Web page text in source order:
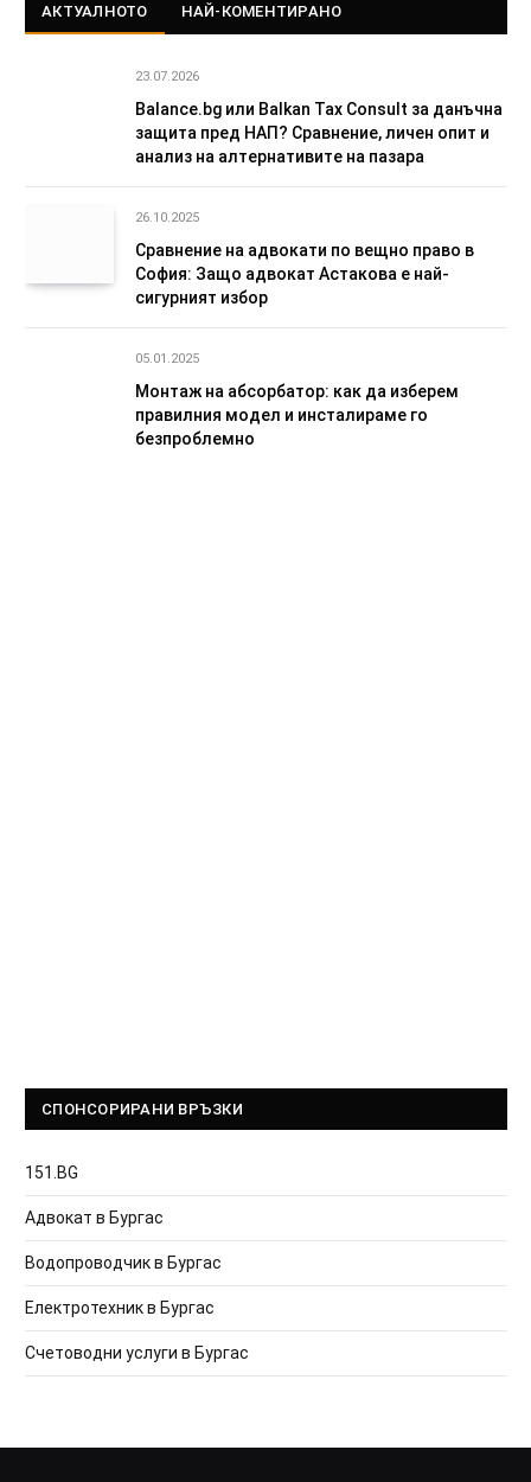
АКТУАЛНОТО НАЙ-КОМЕНТИРАНО
23.07.2026
Balance.bg или Balkan Tax Consult за данъчна
защита пред НАП? Сравнение, личен опит и
анализ на алтернативите на пазара
26.10.2025
Сравнение на адвокати по вещно право в
София: Защо адвокат Астакова е най-
сигурният избор
05.01.2025
Монтаж на абсорбатор: как да изберем
правилния модел и инсталираме го
безпроблемно
СПОНСОРИРАНИ ВРЪЗКИ
151.BG
Адвокат в Бургас
Водопроводчик в Бургас
Електротехник в Бургас
Счетоводни услуги в Бургас